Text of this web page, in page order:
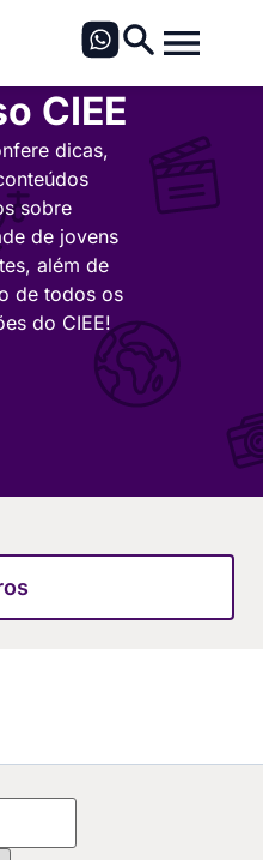
CIEE
dicas,
sobre
de jovens
além de
de todos os
do CIEE!